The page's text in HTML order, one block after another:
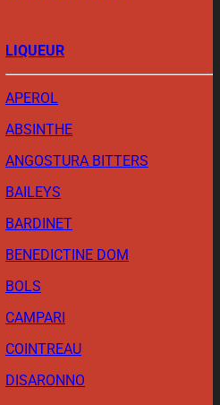
LIQUEUR
APEROL
ABSINTHE
ANGOSTURA BITTERS
BAILEYS
BARDINET
BENEDICTINE DOM
BOLS
CAMPARI
COINTREAU
DISARONNO